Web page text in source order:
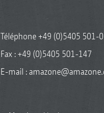
Téléphone+49 (0)5405 501-0
Fax : +49 (0)5405 501-147
E-mail :